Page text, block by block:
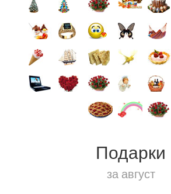
Подарки
за август